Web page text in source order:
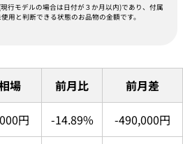
行モデルの場合は日付が３か月以内)であり、付属
用と判断できる状態のお品物の金額です。
場 前月比 前月差
円 -14.89% -490,000円